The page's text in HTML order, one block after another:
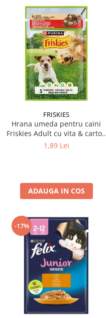
FRISKIES
Hrana umeda pentru caini
Friskies Adult cu vita & cartofi
85 gr
1,89 Lei
ADAUGA IN COS
-17%